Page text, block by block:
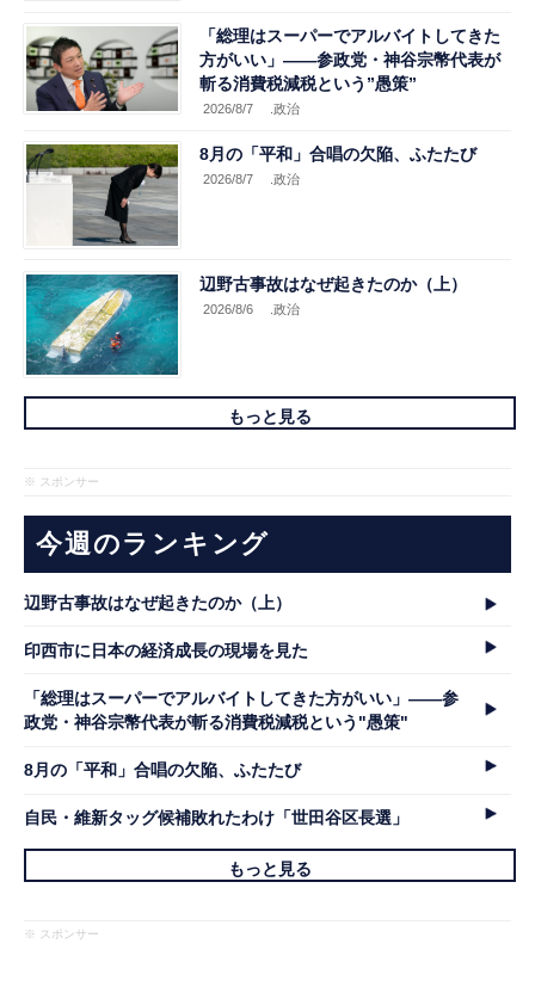
「総理はスーパーでアルバイトしてきた
方がいい」――参政党・神谷宗幣代表が
斬る消費税減税という”愚策”
2026/8/7 .政治
8月の「平和」合唱の欠陥、ふたたび
2026/8/7 .政治
辺野古事故はなぜ起きたのか（上）
2026/8/6 .政治
もっと見る
※ スポンサー
今週のランキング
辺野古事故はなぜ起きたのか（上）
印西市に日本の経済成長の現場を見た
「総理はスーパーでアルバイトしてきた方がいい」――参
政党・神谷宗幣代表が斬る消費税減税という"愚策"
8月の「平和」合唱の欠陥、ふたたび
自民・維新タッグ候補敗れたわけ「世田谷区長選」
もっと見る
※ スポンサー